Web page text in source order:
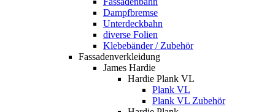
Dampfbremse
Unterdeckbahn
diverse Folien
Klebebänder / Zubehör
Fassadenverkleidung
James Hardie
Hardie Plank VL
Plank VL
Plank VL Zubehör